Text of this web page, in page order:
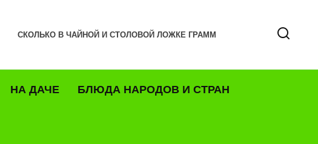
СКОЛЬКО В ЧАЙНОЙ И СТОЛОВОЙ ЛОЖКЕ ГРАММ
НА ДАЧЕ БЛЮДА НАРОДОВ И СТРАН